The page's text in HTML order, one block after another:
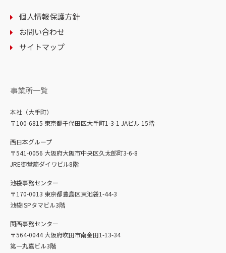
個人情報保護方針
お問い合わせ
サイトマップ
事業所一覧
本社（大手町）
〒100-6815 東京都千代田区大手町1-3-1 JAビル 15階
西日本グループ
〒541-0056 大阪府大阪市中央区久太郎町3-6-8
JRE御堂筋ダイワビル8階
池袋事務センター
〒170-0013 東京都豊島区東池袋1-44-3
池袋ISPタマビル3階
関西事務センター
〒564-0044 大阪府吹田市南金田1-13-34
第一丸嘉ビル3階